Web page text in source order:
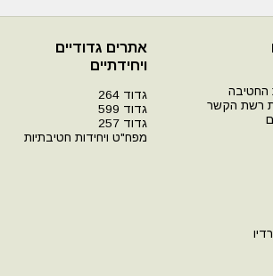
החטיבה
רשת הקשר
אתרים גדודיים
ויחידתיים
גדוד 264
גדוד 599
גדוד 257
מפח"ט ויחידות חטיבתיות